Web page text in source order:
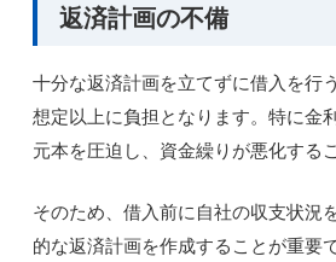
返済計画の不備
十分な返済計画を立てずに借入を行
想定以上に負担となります。特に金
元本を圧迫し、資金繰りが悪化する
そのため、借入前に自社の収支状況
的な返済計画を作成することが重要